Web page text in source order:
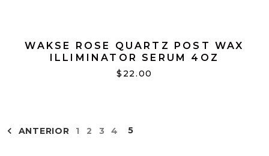
WAKSE ROSE QUARTZ POST WAX
ILLIMINATOR SERUM 4OZ
$22.00
ANTERIOR 1 2 3 4 5